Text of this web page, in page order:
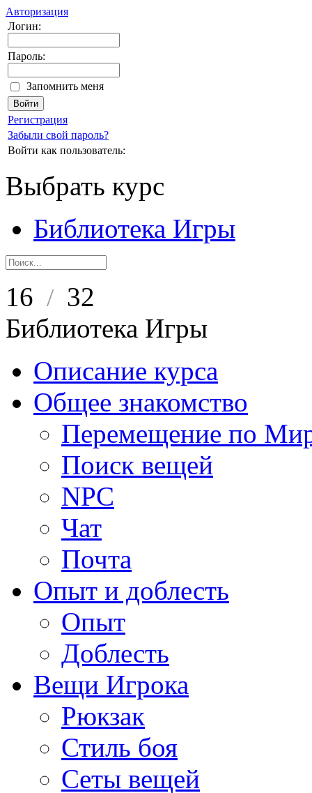
Авторизация
Логин:
Пароль:
Запомнить меня
Регистрация
Забыли свой пароль?
Войти как пользователь:
Выбрать курс
Библиотека Игры
16 / 32
Библиотека Игры
Описание курса
Общее знакомство
Перемещение по
Поиск вещей
NPC
Чат
Почта
Опыт и доблесть
Опыт
Доблесть
Вещи Игрока
Рюкзак
Стиль боя
Сеты вещей